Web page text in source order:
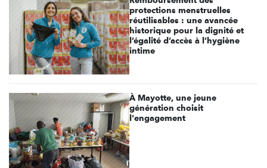
protections menstruelles
réutilisables : une avancée
historique pour la dignité et
l’égalité d’accès à l’hygiène
intime
À Mayotte, une jeune
génération choisit
l'engagement